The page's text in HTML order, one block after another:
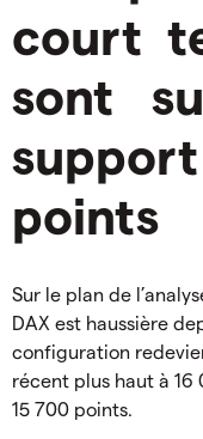
court
sont
points
Sur le plan de
DAX est haussière
configuration
récent plus haut à 16
15 700 points.